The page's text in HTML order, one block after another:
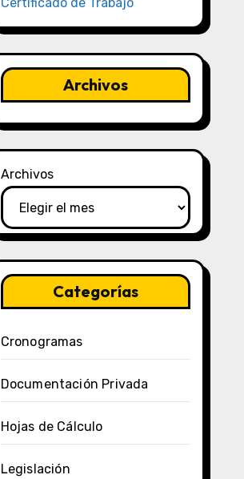
Archivos
Archivos
Categorías
Cronogramas
Documentación Privada
Hojas de Cálculo
Legislación